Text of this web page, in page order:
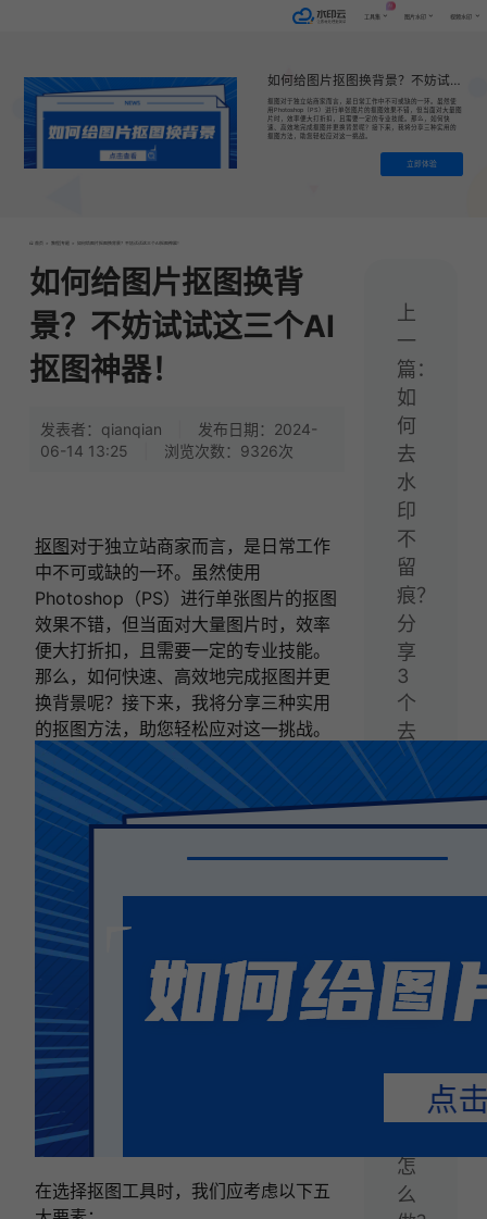
工具集 图片水印 视频水印
如何给图片抠图换背景？不妨试试这三个AI抠图神器！
抠图对于独立站商家而言，是日常工作中不可或缺的一环。虽然使
用Photoshop（PS）进行单张图片的抠图效果不错，但当面对大量图
片时，效率便大打折扣，且需要一定的专业技能。那么，如何快
速、高效地完成抠图并更换背景呢？接下来，我将分享三种实用的
抠图方法，助您轻松应对这一挑战。
立即体验
首页 > 教程|专题 > 如何给图片抠图换背景？不妨试试这三个AI抠图神器！
如何给图片抠图换背
景？不妨试试这三个AI
抠图神器！
发表者：qianqian
发布日期：2024-
06-14 13:25
浏览次数：9326次
抠图对于独立站商家而言，是日常工作
中不可或缺的一环。虽然使用
Photoshop（PS）进行单张图片的抠图
效果不错，但当面对大量图片时，效率
便大打折扣，且需要一定的专业技能。
那么，如何快速、高效地完成抠图并更
换背景呢？接下来，我将分享三种实用
的抠图方法，助您轻松应对这一挑战。
在选择抠图工具时，我们应考虑以下五
上
一
篇：
如
何
去
水
印
不
留
痕？
分
享
3
个
去
水
你！
一
篇：
视
怎
么